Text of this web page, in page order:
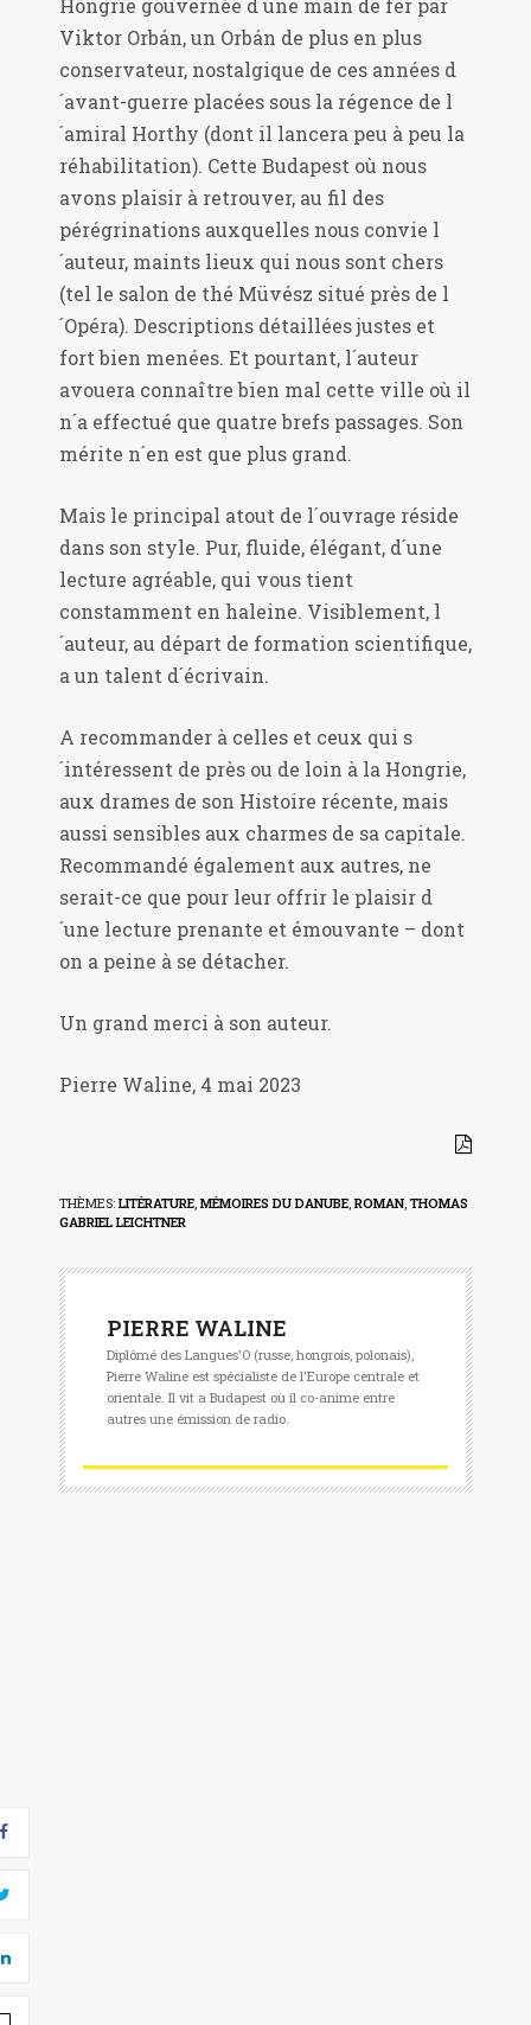
Hongrie gouvernée d´une main de fer par
Viktor Orbán, un Orbán de plus en plus
conservateur, nostalgique de ces années d
´avant-guerre placées sous la régence de l
´amiral Horthy (dont il lancera peu à peu la
réhabilitation). Cette Budapest où nous
avons plaisir à retrouver, au fil des
pérégrinations auxquelles nous convie l
´auteur, maints lieux qui nous sont chers
(tel le salon de thé Müvész situé près de l
´Opéra). Descriptions détaillées justes et
fort bien menées. Et pourtant, l´auteur
avouera connaître bien mal cette ville où il
n´a effectué que quatre brefs passages. Son
mérite n´en est que plus grand.
Mais le principal atout de l´ouvrage réside
dans son style. Pur, fluide, élégant, d´une
lecture agréable, qui vous tient
constamment en haleine. Visiblement, l
´auteur, au départ de formation scientifique,
a un talent d´écrivain.
A recommander à celles et ceux qui s
´intéressent de près ou de loin à la Hongrie,
aux drames de son Histoire récente, mais
aussi sensibles aux charmes de sa capitale.
Recommandé également aux autres, ne
serait-ce que pour leur offrir le plaisir d
´une lecture prenante et émouvante – dont
on a peine à se détacher.
Un grand merci à son auteur.
Pierre Waline, 4 mai 2023
THÈMES:LITÉRATURE ,MÉMOIRES DU DANUBE ,ROMAN THOMAS
GABRIEL LEICHTNER
PIERRE WALINE
Diplômé des Langues'O (russe, hongrois, polonais),
Pierre Waline est spécialiste de l'Europe centrale et
orientale. Il vit a Budapest où il co-anime entre
autres une émission de radio.